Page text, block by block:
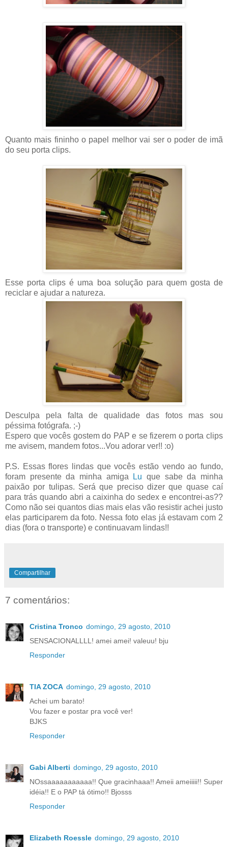
Quanto mais fininho o papel melhor vai ser o poder de imã
do seu porta clips.
Esse porta clips é uma boa solução para quem gosta de
reciclar e ajudar a natureza.
Desculpa pela falta de qualidade das fotos mas sou
péssima fotógrafa. ;-)
Espero que vocês gostem do PAP e se fizerem o porta clips
me avisem, mandem fotos...Vou adorar ver!! :o)
P.S. Essas flores lindas que vocês estão vendo ao fundo,
foram presente da minha amiga
Lu que sabe da minha
paixão por tulipas. Será que preciso dizer que quase caí
para trás quando abri a caixinha do sedex e encontrei-as??
Como não sei quantos dias mais elas vão resistir achei justo
elas participarem da foto. Nessa foto elas já estavam com 2
dias (fora o transporte) e continuavam lindas!!
Compartilhar
7 comentários:
Cristina Tronco domingo, 29 agosto, 2010
SENSACIONALLLL! amei amei! valeuu! bju
Responder
TIA ZOCA domingo, 29 agosto, 2010
Achei um barato!
Vou fazer e postar pra você ver!
BJKS
Responder
Gabi Alberti domingo, 29 agosto, 2010
NOssaaaaaaaaaaa!! Que gracinhaaa!! Ameii ameiiiii!! Super
idéia!! E o PAP tá ótimo!! Bjosss
Responder
Elizabeth Roessle domingo, 29 agosto, 2010